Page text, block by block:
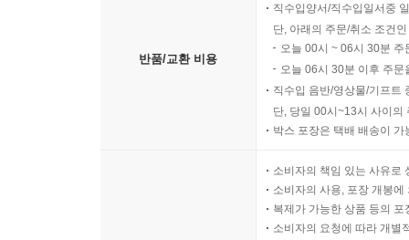
반품/교환 비용
직수입양서/직수입일서중
단, 아래의 주문/취소 조건
오늘 00시 ~ 06시 30분
오늘 06시 30분 이후 주
직수입 음반/영상물/기프트
단, 당일 00시~13시 사이의
박스 포장은 택배 배송이
소비자의 책임 있는 사유로
소비자의 사용, 포장 개봉
복제가 가능한 상품 등의
소비자의 요청에 따라 개별